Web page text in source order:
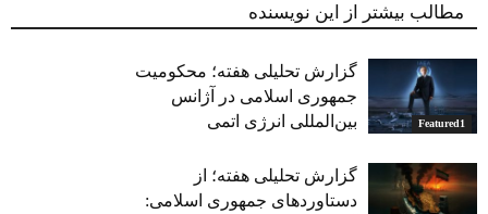
مطالب بیشتر از این نویسنده
Featured1
گزارش تحلیلی هفته؛ محکومیت
جمهوری اسلامی در آژانس
بین‌المللی انرژی اتمی
گزارش تحلیلی هفته؛ از
دستاوردهای جمهوری اسلامی: